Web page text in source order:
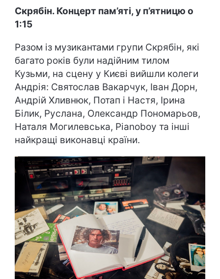
Скрябін. Концерт пам’яті, у п’ятницю о
1:15
Разом із музикантами групи Скрябін, які
багато років були надійним тилом
Кузьми, на сцену у Києві вийшли колеги
Андрія: Святослав Вакарчук, Іван Дорн,
Андрій Хливнюк, Потап і Настя, Ірина
Білик, Руслана, Олександр Пономарьов,
Наталя Могилевська, Pianoboy та інші
найкращі виконавці країни.